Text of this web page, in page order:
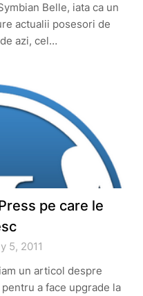
Belle, iata ca un
actualii posesori de
azi, cel…
pe care le
5, 2011
un articol despre
a face upgrade la